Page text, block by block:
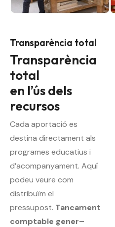
Transparència total
Transparència
total
en l’ús dels
recursos
Cada aportació es
destina directament als
programes educatius i
d’acompanyament. Aquí
podeu veure com
distribuïm el
pressupost. Tancament
comptable gener–